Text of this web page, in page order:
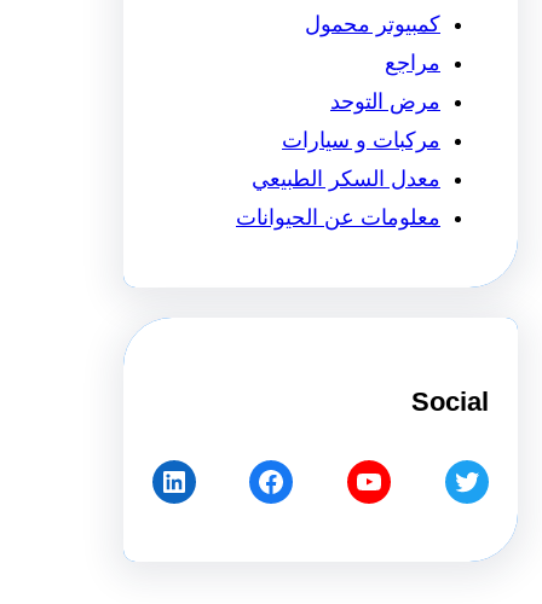
كمبيوتر محمول
مراجع
مرض التوحد
مركبات و سيارات
معدل السكر الطبيعي
معلومات عن الحيوانات
Social